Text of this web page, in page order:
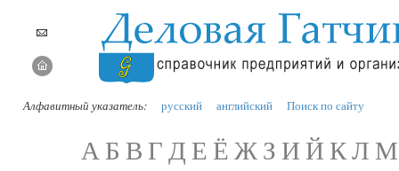
Алфавитный указатель: русский английский Поиск по сайту
АБ В ГД Е ЁЖЗ И Й КЛ М